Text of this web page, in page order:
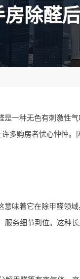
除醛
一种无色有刺激性
多购房者忧心忡忡。
味着它在除甲醛领
务细节到位。这种